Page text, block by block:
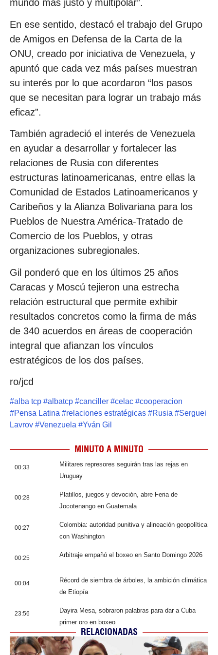
mundo más justo y multipolar”.
En ese sentido, destacó el trabajo del Grupo
de Amigos en Defensa de la Carta de la
ONU, creado por iniciativa de Venezuela, y
apuntó que cada vez más países muestran
su interés por lo que acordaron “los pasos
que se necesitan para lograr un trabajo más
eficaz”.
También agradeció el interés de Venezuela
en ayudar a desarrollar y fortalecer las
relaciones de Rusia con diferentes
estructuras latinoamericanas, entre ellas la
Comunidad de Estados Latinoamericanos y
Caribeños y la Alianza Bolivariana para los
Pueblos de Nuestra América-Tratado de
Comercio de los Pueblos, y otras
organizaciones subregionales.
Gil ponderó que en los últimos 25 años
Caracas y Moscú tejieron una estrecha
relación estructural que permite exhibir
resultados concretos como la firma de más
de 340 acuerdos en áreas de cooperación
integral que afianzan los vínculos
estratégicos de los dos países.
ro/jcd
#alba tcp #albatcp #canciller #celac #cooperacion
#Pensa Latina #relaciones estratégicas #Rusia #Serguei
Lavrov #Venezuela #Yván Gil
MINUTO A MINUTO
00:33
Militares represores seguirán tras las rejas en
Uruguay
00:28
Platillos, juegos y devoción, abre Feria de
Jocotenango en Guatemala
00:27
Colombia: autoridad punitiva y alineación geopolítica
con Washington
00:25 Arbitraje empañó el boxeo en Santo Domingo 2026
00:04
Récord de siembra de árboles, la ambición climática
de Etiopía
23:56
Dayira Mesa, sobraron palabras para dar a Cuba
primer oro en boxeo
RELACIONADAS